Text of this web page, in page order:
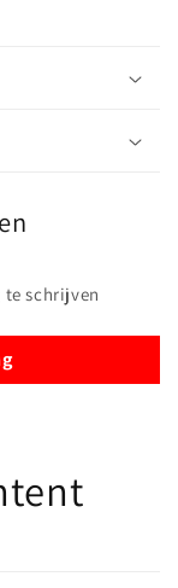
te schrijven